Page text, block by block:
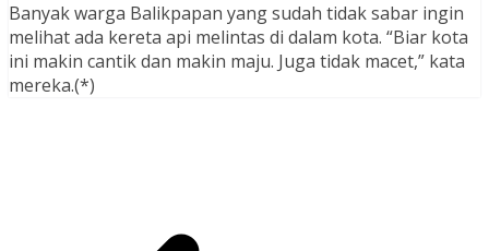
Banyak warga Balikpapan yang sudah tidak sabar ingin
melihat ada kereta api melintas di dalam kota. “Biar kota
ini makin cantik dan makin maju. Juga tidak macet,” kata
mereka.(*)